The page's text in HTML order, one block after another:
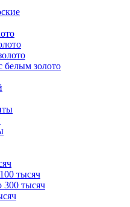
белым золото
тысяч
300 тысяч